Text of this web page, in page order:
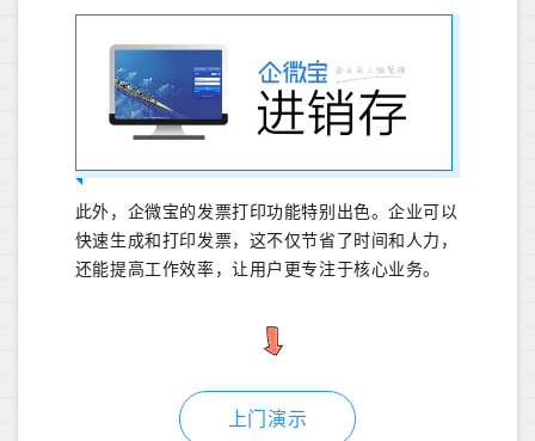
此外，企微宝的发票打印功能特别出色。企业可以
快速生成和打印发票，这不仅节省了时间和人力，
还能提高工作效率，让用户更专注于核心业务。
上门演示